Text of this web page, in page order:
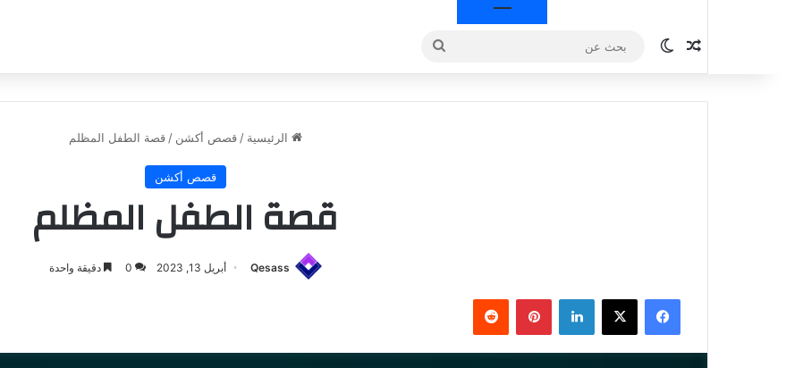
مقال عشوائي
الوضع المظلم
بحث
عن
الرئيسية / قصص أكشن / قصة الطفل المظلم
قصص أكشن
قصة الطفل المظلم
Qesass أبريل 13, 2023 0 دقيقة واحدة
فيسبوك ‫X لينكدإن بينتيريست